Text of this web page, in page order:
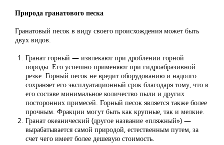
Природа гранатового песка
Гранатовый песок в виду своего происхождения может быть
двух видов.
Гранат горный — извлекают при дроблении горной
породы. Его успешно применяют при гидроабразивной
резке. Горный песок не вредит оборудованию и надолго
сохраняет его эксплуатационный срок благодаря тому, что в
его составе минимальное количество пыли и других
посторонних примесей. Горный песок является также более
прочным. Фракции могут быть как крупные, так и мелкие.
Гранат океанический (другое название «пляжный») —
вырабатывается самой природой, естественным путем, за
счет чего имеет более дешевую стоимость.